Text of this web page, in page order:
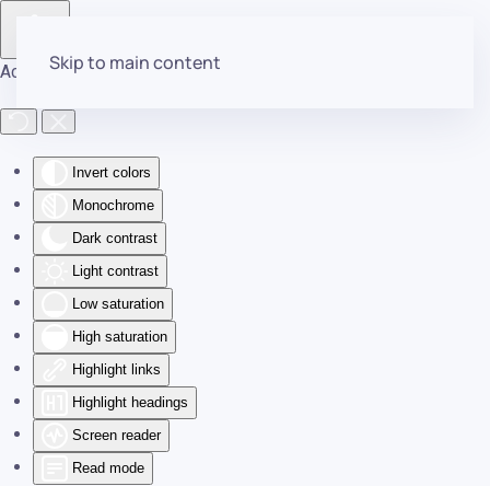
Accessibility Tools
Invert colors
Monochrome
Dark contrast
Light contrast
Low saturation
High saturation
Highlight links
Highlight headings
Screen reader
Read mode
Skip to main content